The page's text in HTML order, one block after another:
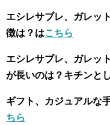
エシレサブレ、ガレッ
徴は？はこちら
エシレサブレ、ガレッ
が長いのは？キチンと
ギフト、カジュアルな
ちら